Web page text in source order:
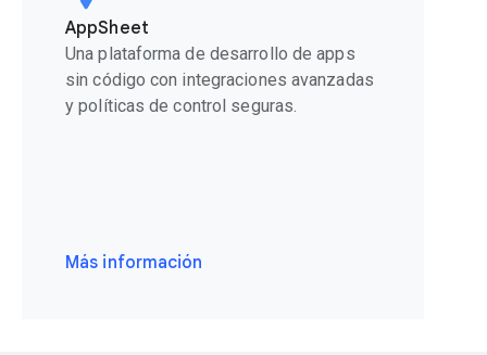
AppSheet
Una plataforma de desarrollo de apps
sin código con integraciones avanzadas
y políticas de control seguras.
Más información